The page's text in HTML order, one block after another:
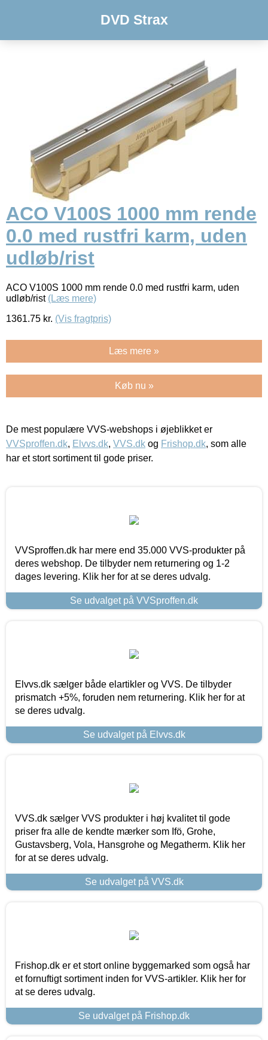
DVD Strax
ACO V100S 1000 mm rende
0.0 med rustfri karm, uden
udløb/rist
ACO V100S 1000 mm rende 0.0 med rustfri karm, uden
udløb/rist (Læs mere)
1361.75 kr. (Vis fragtpris)
Læs mere »
Køb nu »
De mest populære VVS-webshops i øjeblikket er
VVSproffen.dk, Elvvs.dk, VVS.dk og Frishop.dk, som alle
har et stort sortiment til gode priser.
VVSproffen.dk har mere end 35.000 VVS-produkter på
deres webshop. De tilbyder nem returnering og 1-2
dages levering. Klik her for at se deres udvalg.
Se udvalget på VVSproffen.dk
Elvvs.dk sælger både elartikler og VVS. De tilbyder
prismatch +5%, foruden nem returnering. Klik her for at
se deres udvalg.
Se udvalget på Elvvs.dk
VVS.dk sælger VVS produkter i høj kvalitet til gode
priser fra alle de kendte mærker som Ifö, Grohe,
Gustavsberg, Vola, Hansgrohe og Megatherm. Klik her
for at se deres udvalg.
Se udvalget på VVS.dk
Frishop.dk er et stort online byggemarked som også har
et fornuftigt sortiment inden for VVS-artikler. Klik her for
at se deres udvalg.
Se udvalget på Frishop.dk